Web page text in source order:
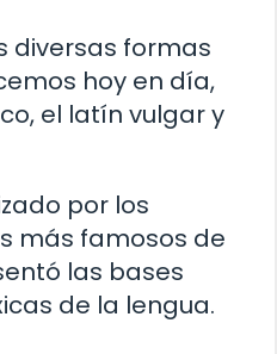
diversas formas
hoy en día,
el latín vulgar y
por los
más famosos de
las bases
de la lengua.